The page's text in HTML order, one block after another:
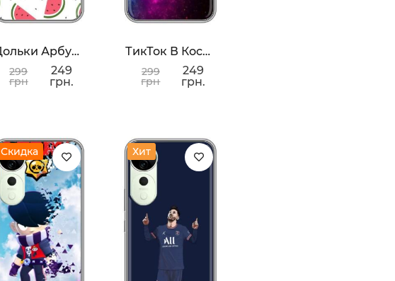
Дольки Арбуза
299
грн
249
грн.
ТикТок В Космосе
299
грн
249
грн.
Скидка Хит